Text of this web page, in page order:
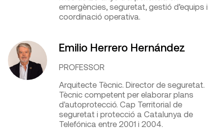
emergències, seguretat, gestió d’equips i
coordinació operativa.
Emilio Herrero Hernández
PROFESSOR
Arquitecte Tècnic. Director de seguretat.
Tècnic competent per elaborar plans
d'autoprotecció. Cap Territorial de
seguretat i protecció a Catalunya de
Telefónica entre 2001 i 2004.